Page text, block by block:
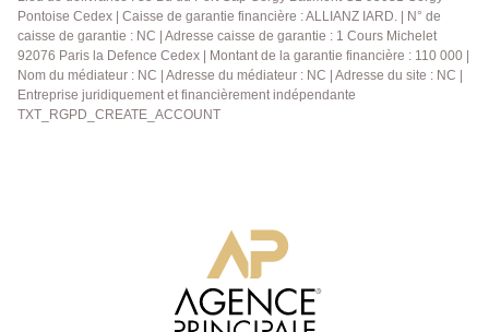
Pontoise Cedex | Caisse de garantie financière : ALLIANZ IARD. | N° de
caisse de garantie : NC | Adresse caisse de garantie : 1 Cours Michelet
92076 Paris la Defence Cedex | Montant de la garantie financière : 110 000 |
Nom du médiateur : NC | Adresse du médiateur : NC | Adresse du site : NC |
Entreprise juridiquement et financièrement indépendante
TXT_RGPD_CREATE_ACCOUNT